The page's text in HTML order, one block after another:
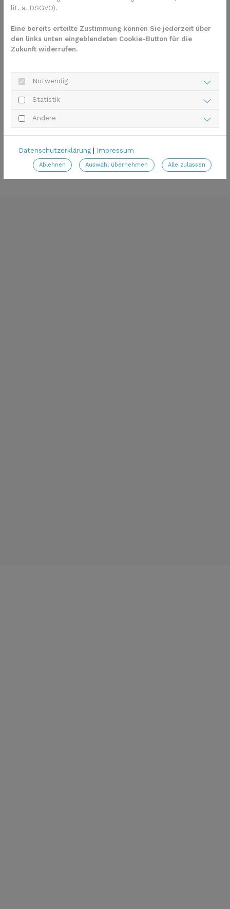
lit. a. DSGVO).
Eine bereits erteilte Zustimmung können Sie jederzeit über
den links unten eingeblendeten Cookie-Button für die
Zukunft widerrufen.
Notwendig
Statistik
Andere
Datenschutzerklärung Impressum
Ablehnen Auswahl übernehmen Alle zulassen